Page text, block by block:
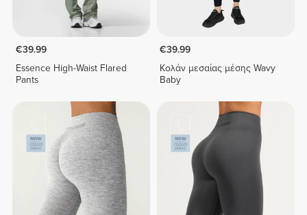
€39.99
Essence High-Waist Flared
Pants
€39.99
Κολάν μεσαίας μέσης Wavy
Baby